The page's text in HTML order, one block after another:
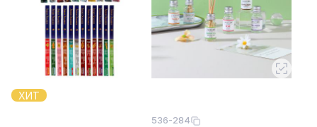
ХИТ
536-284